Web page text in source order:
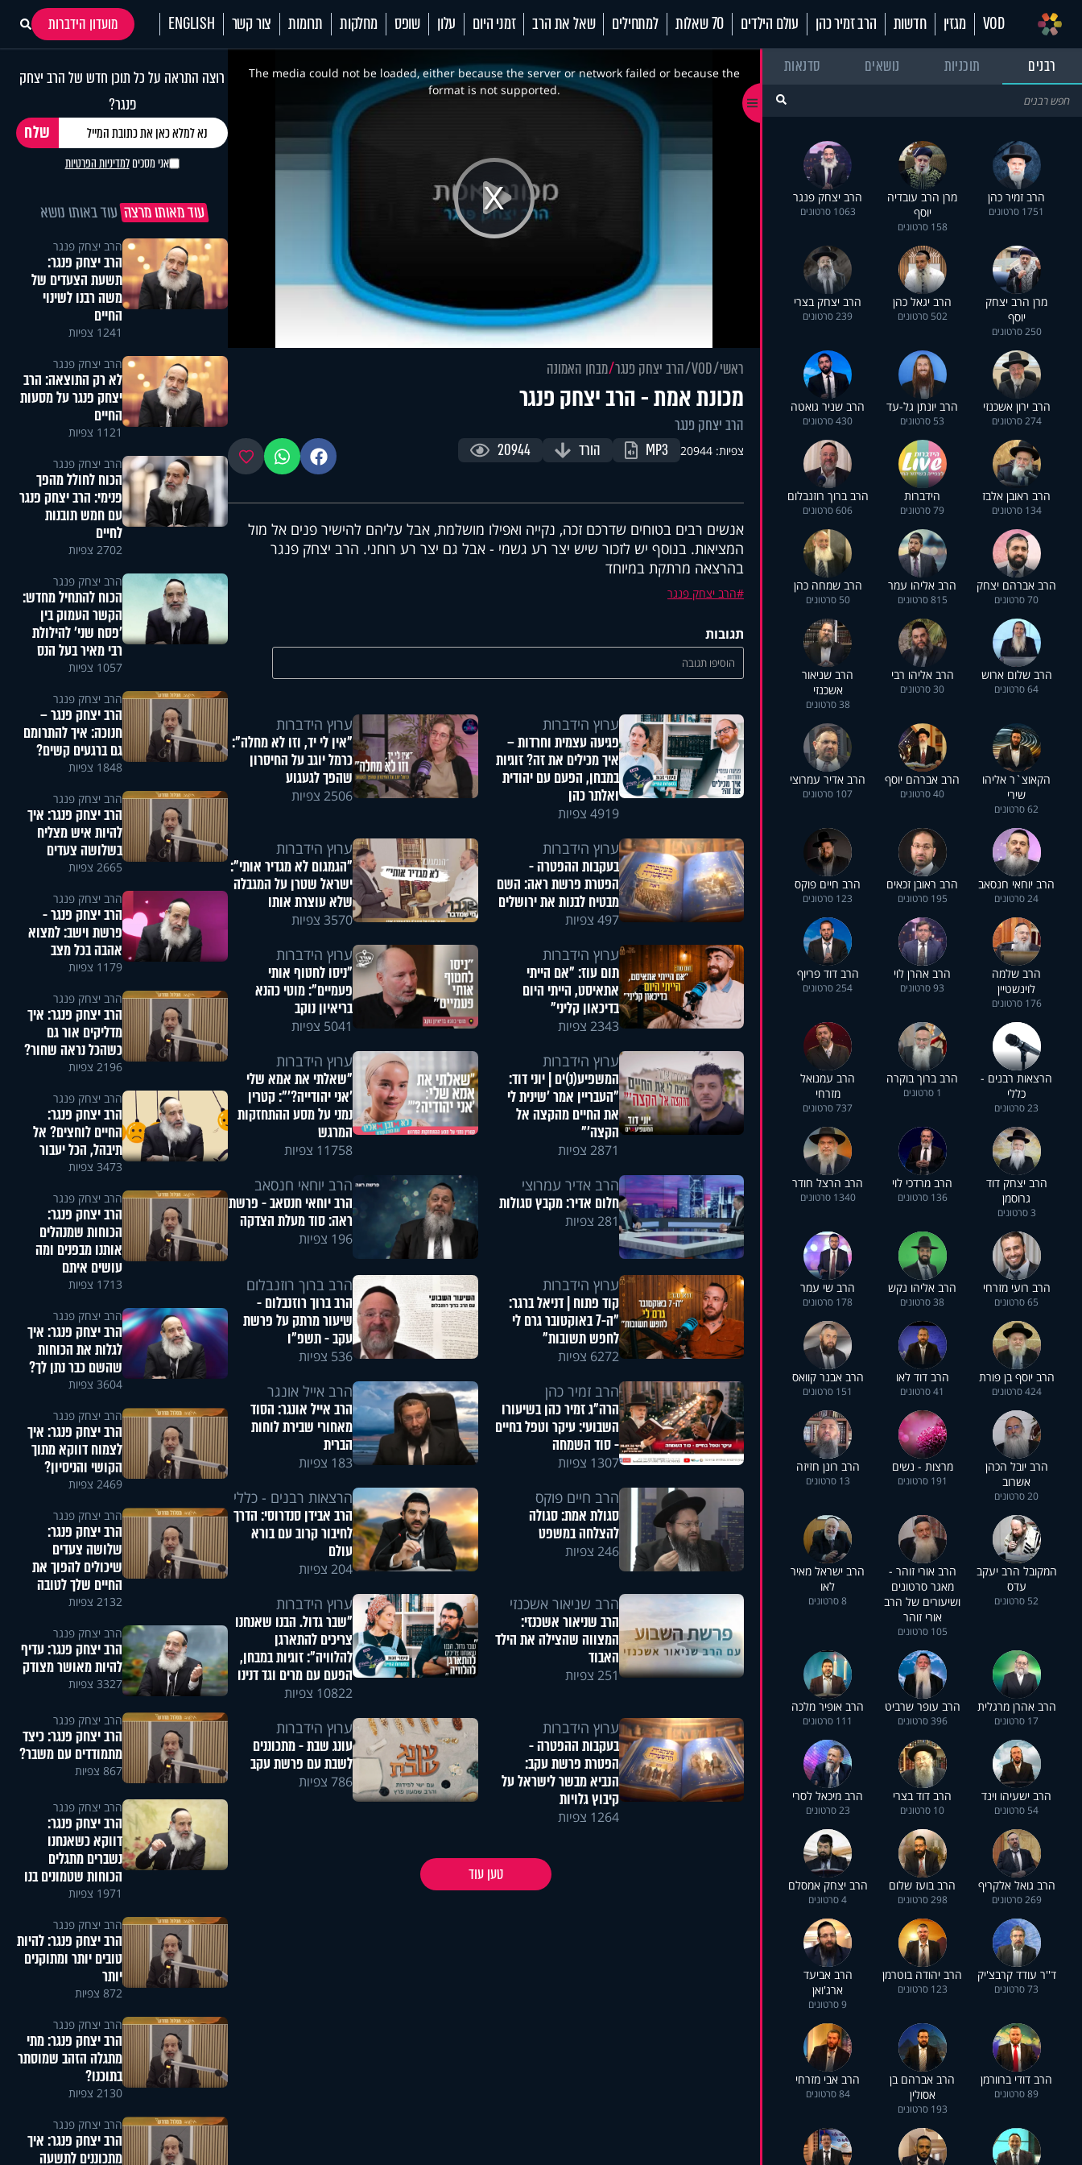
VOD מגזין חדשות הרב זמיר כהן עולם הילדים 70 שאלות למתחילים שאל את הרב זמני היום עלון שופס מחלקות תרומות צור קשר ENGLISH
מועדון הידברות
רבנים
תוכניות נושאים סדנאות
הרב זמיר כהן
1751 סרטונים
מרן הרב עובדיה
יוסף
158 סרטונים
הרב יצחק פנגר
1063 סרטונים
מרן הרב יצחק
יוסף
250 סרטונים
הרב יגאל כהן
502 סרטונים
הרב יצחק בצרי
239 סרטונים
הרב ירון אשכנזי
274 סרטונים
הרב יונתן גל-עד
53 סרטונים
הרב שניר גואטה
430 סרטונים
הרב ראובן אלבז
134 סרטונים
הידברות
79 סרטונים
הרב ברוך רוזנבלום
606 סרטונים
הרב אברהם יצחק
70 סרטונים
הרב אליהו עמר
815 סרטונים
הרב שמחה כהן
50 סרטונים
הרב שלום ארוש
64 סרטונים
הרב אליהו רבי
30 סרטונים
הרב שניאור
אשכנזי
38 סרטונים
הקאוצ`ר אליהו
שירי
62 סרטונים
הרב אברהם יוסף
40 סרטונים
הרב אדיר עמרוצי
107 סרטונים
הרב יוחאי חנסאב
24 סרטונים
הרב ראובן זכאים
195 סרטונים
הרב חיים פוקס
123 סרטונים
הרב שלמה
לוינשטיין
176 סרטונים
הרב אהרן לוי
93 סרטונים
הרב דוד פריוף
254 סרטונים
הרצאות רבנים -
כללי
23 סרטונים
הרב ברוך בוקרה
1 סרטונים
הרב עמנואל
מזרחי
737 סרטונים
הרב יצחק דוד
גרוסמן
3 סרטונים
הרב מרדכי לוי
136 סרטונים
הרב הרצל חודר
1340 סרטונים
הרב רועי מזרחי
65 סרטונים
הרב אליהו נקש
38 סרטונים
הרב שי עמר
178 סרטונים
הרב יוסף בן פורת
424 סרטונים
הרב דוד לאו
41 סרטונים
הרב אבנר קוואס
151 סרטונים
הרב יובל הכהן
אשרוב
20 סרטונים
מרצות - נשים
191 סרטונים
הרב רונן חזיזה
13 סרטונים
המקובל הרב יעקב
עדס
52 סרטונים
הרב אורי זוהר -
מאגר סרטונים
ושיעורים של הרב
אורי זוהר
105 סרטונים
הרב ישראל מאיר
לאו
8 סרטונים
הרב אהרן מרגלית
17 סרטונים
הרב עופר שרביט
396 סרטונים
הרב אופיר מלכה
111 סרטונים
הרב ישעיהו וינד
54 סרטונים
הרב דוד בצרי
10 סרטונים
הרב מיכאל לסרי
23 סרטונים
הרב גואל אלקריף
269 סרטונים
הרב בועז שלום
298 סרטונים
הרב יצחק אמסלם
4 סרטונים
ד''ר עודד קרבצ'יק
73 סרטונים
הרב יהודה בוטרמן
123 סרטונים
הרב אביעד
ארג'ואן
9 סרטונים
הרב דודי ברוורמן
89 סרטונים
הרב אברהם בן
אסולין
193 סרטונים
הרב אבי מזרחי
84 סרטונים
Play
Video
This
modalThe media could not be loaded, either because the server or network failed or because the
format is not supported.
ראשי VOD הרב יצחק פנגר מבחן האמונה
מכונת אמת - הרב יצחק פנגר
הרב יצחק פנגר
צפיות: 20944 MP3 הורד 20944 פייסבוקווטסאפ מועדפים
אנשים רבים בטוחים שדרכם זכה, נקייה ואפילו מושלמת, אבל עליהם להישיר פנים אל מול
המציאות. בנוסף יש לזכור שיש יצר רע גשמי - אבל גם יצר רע רוחני. הרב יצחק פנגר
בהרצאה מרתקת במיוחד
הרב יצחק פנגר
תגובות
הוסיפו תגובה
ערוץ הידברות
פגיעה עצמית וחרדות –
איך מכילים את זה? זוגיות
במבחן, הפעם עם יהודית
ואלתר כהן
4919 צפיות
ערוץ הידברות
"אין לי יד, וזו לא מחלה":
כרמל יוגב על החיסרון
שהפך לגעגוע
2506 צפיות
ערוץ הידברות
בעקבות ההפטרה -
הפטרת פרשת ראה: השם
מבטיח לבנות את ירושלים
497 צפיות
ערוץ הידברות
"הגמגום לא מגדיר אותי":
ישראל שטרן על המגבלה
שלא עוצרת אותו
3570 צפיות
ערוץ הידברות
תום עוז: "אם הייתי
אתאיסט, הייתי היום
בדיכאון קליני"
2343 צפיות
ערוץ הידברות
"ניסו לחטוף אותי
פעמיים": מוטי כהנא
בריאיון נוקב
5041 צפיות
ערוץ הידברות
המשפיע(נ)ים | יוני דוד:
"העבריין אמר 'שינית לי
את החיים מהקצה אל
הקצה'"
2871 צפיות
ערוץ הידברות
"שאלתי את אמא שלי
'אני יהודייה?'": קטרין
נמני על מסע ההתחזקות
המרגש
11758 צפיות
הרב אדיר עמרוצי
חלום אדיר: מקבץ סגולות
281 צפיות
הרב יוחאי חנסאב
הרב יוחאי חנסאב - פרשת
ראה: סוד מעלת הצדקה
196 צפיות
ערוץ הידברות
קוד פתוח | דניאל ברגר:
"ה-7 באוקטובר גרם לי
לחפש תשובות"
6272 צפיות
הרב ברוך רוזנבלום
הרב ברוך רוזנבלום -
שיעור מרתק על פרשת
עקב - תשפ"ו
536 צפיות
הרב זמיר כהן
הרה"ג זמיר כהן בשיעורו
השבועי: עיקר וטפל בחיים
- סוד השמחה
1307 צפיות
הרב אייל אונגר
הרב אייל אונגר: הסוד
מאחורי שבירת לוחות
הברית
183 צפיות
הרב חיים פוקס
סגולת אמת: סגולה
להצלחה במשפט
246 צפיות
הרצאות רבנים - כללי
הרב אבידן סנדרוסי: הדרך
לחיבור קרוב עם בורא
עולם
204 צפיות
הרב שניאור אשכנזי
הרב שניאור אשכנזי:
המצווה שהצילה את הילד
האבוד
251 צפיות
ערוץ הידברות
"שבר גדול. הבנו שאנחנו
צריכים להתארגן
להלוויה": זוגיות במבחן,
הפעם עם מרים וגד דנינו
10822 צפיות
ערוץ הידברות
בעקבות ההפטרה -
הפטרת פרשת עקב:
הנביא מבשר לישראל על
קיבוץ גלויות
1264 צפיות
ערוץ הידברות
עונג שבת - מתכוננים
לשבת עם פרשת עקב
786 צפיות
טען עוד
רוצה התראה על כל תוכן חדש של הרב יצחק
פנגר?
אני מסכיםלמדיניות הפרטיות
עוד מאותו מרצה עוד באותו נושא
הרב יצחק פנגר
הרב יצחק פנגר:
תשעת הצעדים של
משה רבנו לשינוי
החיים
1241 צפיות
הרב יצחק פנגר
לא רק התוצאה: הרב
יצחק פנגר על מסעות
החיים
1121 צפיות
הרב יצחק פנגר
הכוח לחולל מהפך
פנימי: הרב יצחק פנגר
עם חמש תובנות
לחיים
2702 צפיות
הרב יצחק פנגר
הכוח להתחיל מחדש:
הקשר העמוק בין
'פסח שני' להילולת
רבי מאיר בעל הנס
1057 צפיות
הרב יצחק פנגר
הרב יצחק פנגר –
חנוכה: איך להתרומם
גם ברגעים קשים?
1848 צפיות
הרב יצחק פנגר
הרב יצחק פנגר: איך
להיות איש מצליח
בשלושה צעדים
2665 צפיות
הרב יצחק פנגר
הרב יצחק פנגר -
פרשת וישב: למצוא
אהבה בכל מצב
1179 צפיות
הרב יצחק פנגר
הרב יצחק פנגר: איך
מדליקים אור גם
כשהכל נראה שחור?
2196 צפיות
הרב יצחק פנגר
הרב יצחק פנגר:
החיים לוחצים? אל
תיבהל, הכל יעבור
3473 צפיות
הרב יצחק פנגר
הרב יצחק פנגר:
הכוחות שמנהלים
אותנו מבפנים ומה
עושים איתם
1713 צפיות
הרב יצחק פנגר
הרב יצחק פנגר: איך
לגלות את הכוחות
שהשם כבר נתן לך?
3604 צפיות
הרב יצחק פנגר
הרב יצחק פנגר: איך
לצמוח דווקא מתוך
הקושי והניסיון?
2469 צפיות
הרב יצחק פנגר
הרב יצחק פנגר:
שלושה צעדים
שיכולים להפוך את
החיים שלך לטובה
2132 צפיות
הרב יצחק פנגר
הרב יצחק פנגר: עדיף
להיות מאושר מצודק
3327 צפיות
הרב יצחק פנגר
הרב יצחק פנגר: כיצד
מתמודדים עם משבר?
867 צפיות
הרב יצחק פנגר
הרב יצחק פנגר:
דווקא כשאנחנו
נשברים מתגלים
הכוחות שטמונים בנו
1971 צפיות
הרב יצחק פנגר
הרב יצחק פנגר: להיות
טובים יותר ומתוקנים
יותר
872 צפיות
הרב יצחק פנגר
הרב יצחק פנגר: מתי
מתגלה הזהב שמוסתר
בתוכנו?
2130 צפיות
הרב יצחק פנגר
הרב יצחק פנגר: איך
מתכוננים לתשעה